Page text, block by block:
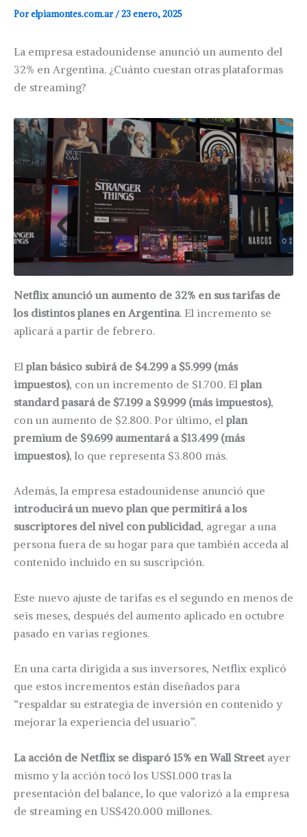
Porelpiamontes.com.ar/23 enero, 2025
La empresa estadounidense anunció un aumento del
32% en Argentina. ¿Cuánto cuestan otras plataformas
de streaming?
Netflix anunció un aumento de 32% en sus tarifas de
los distintos planes en Argentina. El incremento se
aplicará a partir de febrero.
Elplan básico subirá de $4.299 a $5.999 (más
impuestos), con un incremento de $1.700. Elplan
standard pasará de $7.199 a $9.999 (más impuestos),
con un aumento de $2.800. Por último, elplan
premium de $9.699 aumentará a $13.499 (más
impuestos), lo que representa $3.800 más.
Además, la empresa estadounidense anunció que
introducirá un nuevo plan que permitirá a los
suscriptores del nivel con publicidad, agregar a una
persona fuera de su hogar para que también acceda al
contenido incluido en su suscripción.
Este nuevo ajuste de tarifas es el segundo en menos de
seis meses, después del aumento aplicado en octubre
pasado en varias regiones.
En una carta dirigida a sus inversores, Netflix explicó
que estos incrementos están diseñados para
“respaldar su estrategia de inversión en contenido y
mejorar la experiencia del usuario”.
La acción de Netflix se disparó 15% en Wall Street ayer
mismo y la acción tocó los US$1.000 tras la
presentación del balance, lo que valorizó a la empresa
de streaming en US$420.000 millones.